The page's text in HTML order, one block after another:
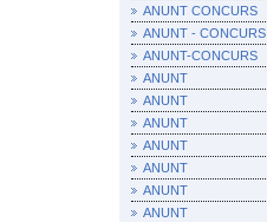
ANUNT CONCURS
ANUNT - CONCURS
ANUNT-CONCURS
ANUNT
ANUNT
ANUNT
ANUNT
ANUNT
ANUNT
ANUNT